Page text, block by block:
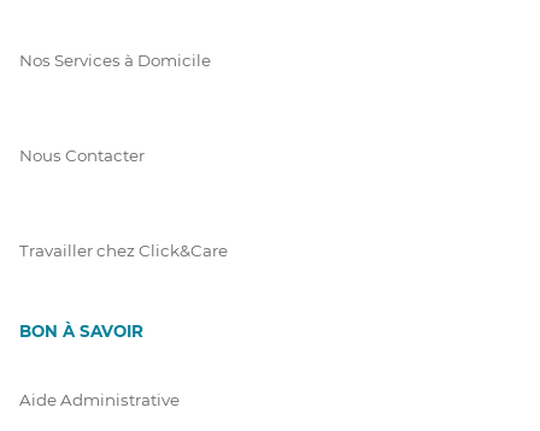
Nos Services à Domicile
Nous Contacter
Travailler chez Click&Care
BON À SAVOIR
Aide Administrative